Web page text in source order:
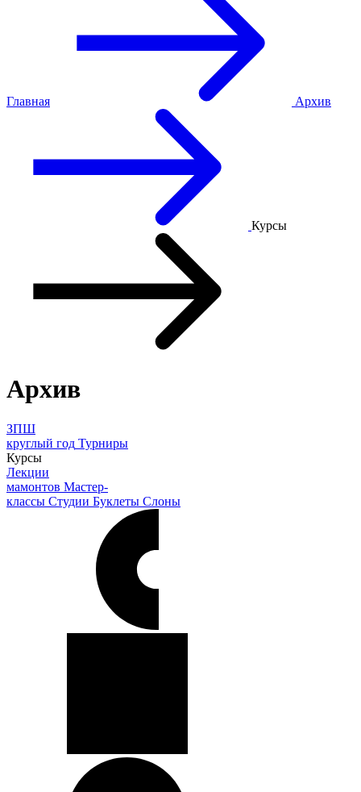
Главная Архив
Курсы
Архив
ЗПШ
круглый год Турниры
Курсы
Лекции
мамонтов Мастер-
классы Студии Буклеты Слоны